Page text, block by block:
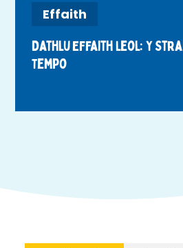
Effaith
Dathlu Effaith Leol: Y
Tempo